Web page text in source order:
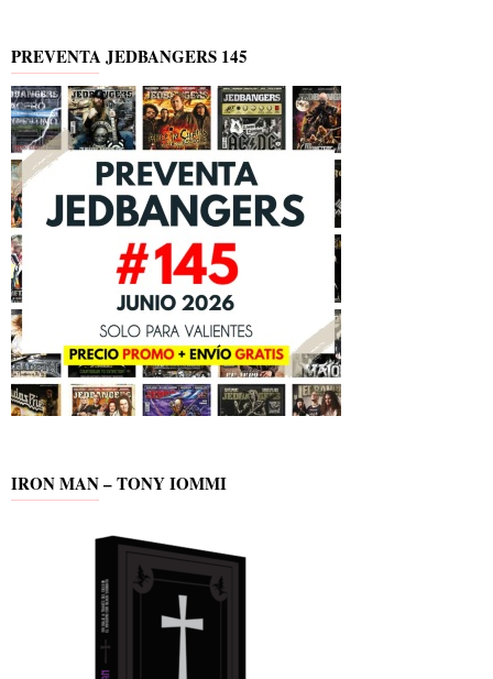
PREVENTA JEDBANGERS 145
IRON MAN – TONY IOMMI